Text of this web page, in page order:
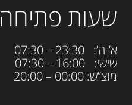
שעות פתיחה
א’-ה’: 23:30 – 07:30
שישי: 16:00 – 07:30
מוצ”ש: 00:00 – 20:00